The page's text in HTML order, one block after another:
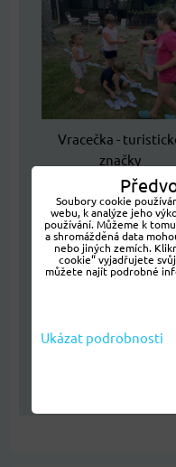
Vracečka -
značky
Vracečka - turistické
Soubory cookie
webu, k analýze jeho
používání. Můžeme k
a shromážděná data
nebo jiných zemích.
cookie“ vyjadřujete
můžete najít podrobné
Ukázat podrobnosti